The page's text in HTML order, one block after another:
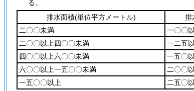
る。
排水面積(単位平方メートル) 排
二〇〇未満
一〇〇
二〇〇以上四〇〇未満
一二五
四〇〇以上六〇〇未満
一五〇
六〇〇以上一五〇〇未満
二〇〇
一五〇〇以上
二五〇